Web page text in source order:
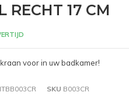
RECHT 17 CM
voor in uw badkamer!
SKU B003CR